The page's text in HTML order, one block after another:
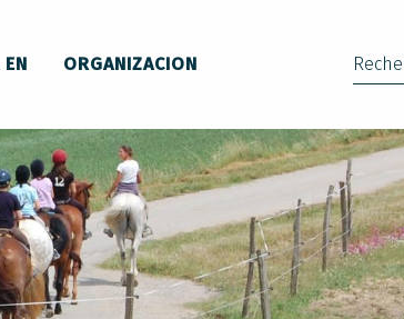
EN ORGANIZACION